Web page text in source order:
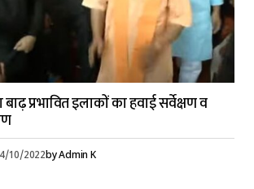
प्रभावित इलाकों का हवाई सर्वेक्षण व
10/2022byAdmin K